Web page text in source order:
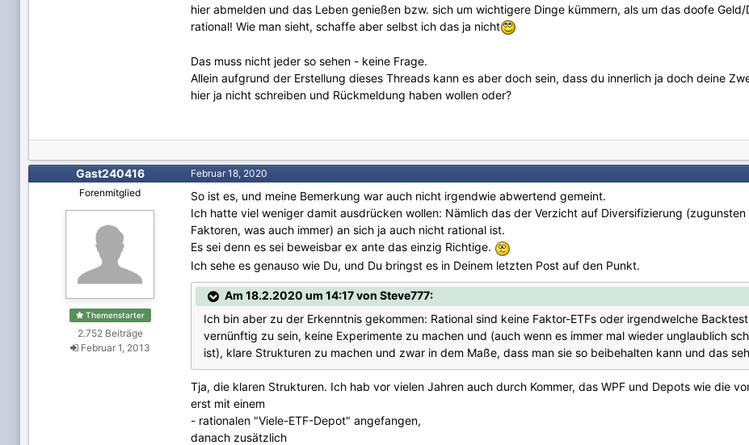
hier abmelden und das Leben genießen bzw. sich um wichtigere Dinge kümmern, als um das doofe
rational! Wie man sieht, schaffe aber selbst ich das ja nicht
Das muss nicht jeder so sehen - keine Frage.
Allein aufgrund der Erstellung dieses Threads kann es aber doch sein, dass du innerlich ja doch deine
hier ja nicht schreiben und Rückmeldung haben wollen oder?
Gast240416
Forenmitglied
Themenstarter
2.752 Beiträge
Februar 1, 2013
Februar 18, 2020
So ist es, und meine Bemerkung war auch nicht irgendwie abwertend gemeint.
Ich hatte viel weniger damit ausdrücken wollen: Nämlich das der Verzicht auf Diversifizierung (zugunsten
Faktoren, was auch immer) an sich ja auch nicht rational ist.
Es sei denn es sei beweisbar ex ante das einzig Richtige.
Ich sehe es genauso wie Du, und Du bringst es in Deinem letzten Post auf den Punkt.
Am 18.2.2020 um 14:17 von Steve777:
Ich bin aber zu der Erkenntnis gekommen: Rational sind keine Faktor-ETFs oder irgendwelche
vernünftig zu sein, keine Experimente zu machen und (auch wenn es immer mal wieder unglaublich
ist), klare Strukturen zu machen und zwar in dem Maße, dass man sie so beibehalten kann und das
Tja, die klaren Strukturen. Ich hab vor vielen Jahren auch durch Kommer, das WPF und Depots wie die
erst mit einem
- rationalen "Viele-ETF-Depot" angefangen,
danach zusätzlich